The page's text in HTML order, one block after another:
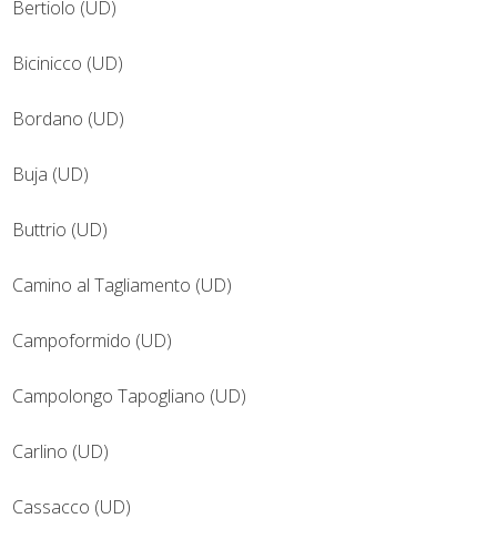
Bertiolo (UD)
Bicinicco (UD)
Bordano (UD)
Buja (UD)
Buttrio (UD)
Camino al Tagliamento (UD)
Campoformido (UD)
Campolongo Tapogliano (UD)
Carlino (UD)
Cassacco (UD)